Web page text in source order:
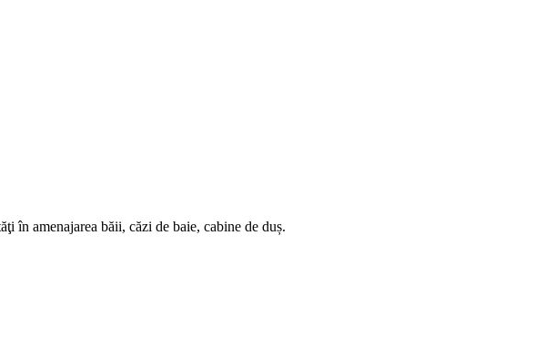
în amenajarea băii, căzi de baie, cabine de duș.